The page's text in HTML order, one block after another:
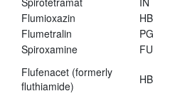
Flumioxazin
HB
Flumetralin
PG
Spiroxamine
FU
Flufenacet (formerly
fluthiamide)
HB